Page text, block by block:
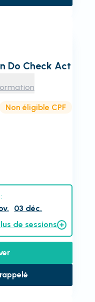
Do Check Act
Non éligible CPF
03 déc.
de sessions